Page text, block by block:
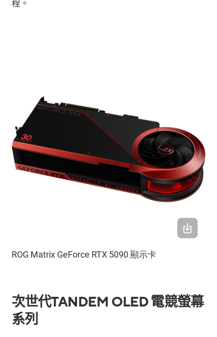
程。
ROG Matrix GeForce RTX 5090 顯示卡
次世代TANDEM OLED電競螢幕
系列